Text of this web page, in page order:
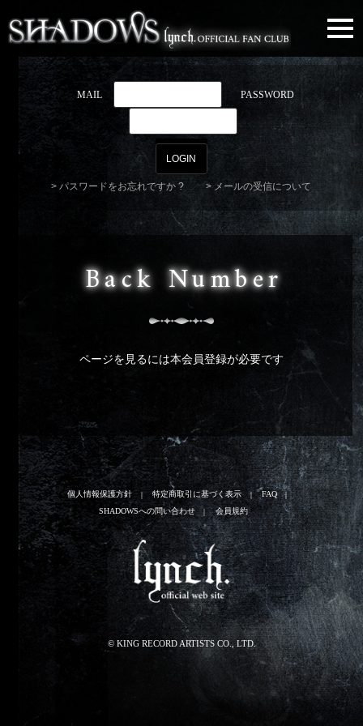
MAIL PASSWORD
パスワードをお忘れですか ? メールの受信について
Back Number
ページを見るには本会員登録が必要です
個人情報保護方針 特定商取引に基づく表示
FAQ
SHADOWSへの問い合わせ
会員規約
© KING RECORD ARTISTS CO., LTD.